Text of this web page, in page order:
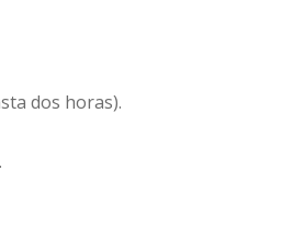
dos horas).